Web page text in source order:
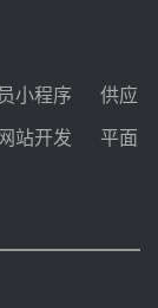
三元液态盐
西安热工院
框架协议
调试及性能
小程序
供应
站开发
平面